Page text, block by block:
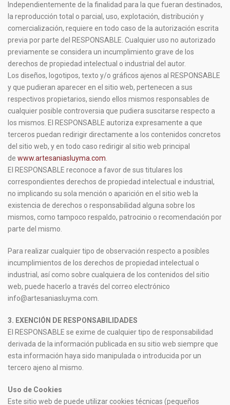
Independientemente de la finalidad para la que fueran destinados,
la reproducción total o parcial, uso, explotación, distribución y
comercialización, requiere en todo caso de la autorización escrita
previa por parte del RESPONSABLE. Cualquier uso no autorizado
previamente se considera un incumplimiento grave de los
derechos de propiedad intelectual o industrial del autor.
Los diseños, logotipos, texto y/o gráficos ajenos al RESPONSABLE
y que pudieran aparecer en el sitio web, pertenecen a sus
respectivos propietarios, siendo ellos mismos responsables de
cualquier posible controversia que pudiera suscitarse respecto a
los mismos. El RESPONSABLE autoriza expresamente a que
terceros puedan redirigir directamente a los contenidos concretos
del sitio web, y en todo caso redirigir al sitio web principal
de www.artesaniasluyma.com
El RESPONSABLE reconoce a favor de sus titulares los
correspondientes derechos de propiedad intelectual e industrial,
no implicando su sola mención o aparición en el sitio web la
existencia de derechos o responsabilidad alguna sobre los
mismos, como tampoco respaldo, patrocinio o recomendación por
parte del mismo.
Para realizar cualquier tipo de observación respecto a posibles
incumplimientos de los derechos de propiedad intelectual o
industrial, así como sobre cualquiera de los contenidos del sitio
web, puede hacerlo a través del correo electrónico
info@artesaniasluyma.com.
3. EXENCIÓN DE RESPONSABILIDADES
El RESPONSABLE se exime de cualquier tipo de responsabilidad
derivada de la información publicada en su sitio web siempre que
esta información haya sido manipulada o introducida por un
tercero ajeno al mismo.
Uso de Cookies
Este sitio web de puede utilizar cookies técnicas (pequeños